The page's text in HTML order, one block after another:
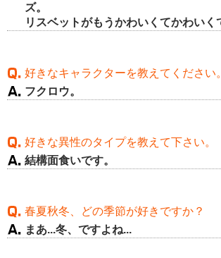
ズ。
リスベットがもうかわいくてかわいく
好きなキャラクターを教えてください。
フクロウ。
好きな異性のタイプを教えて下さい。
結構面食いです。
春夏秋冬、どの季節が好きですか？
まあ...冬、ですよね...